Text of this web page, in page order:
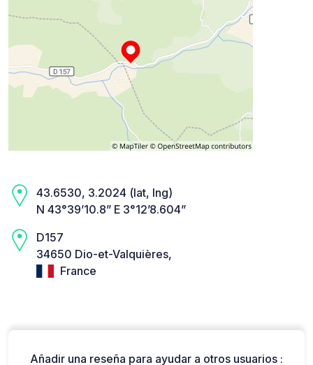
43.6530, 3.2024 (lat, lng)
N 43°39’10.8” E 3°12’8.604”
D157
34650 Dio-et-Valquières,
France
Añadir una reseña para ayudar a otros usuarios :